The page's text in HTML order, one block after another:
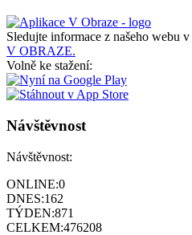
Sledujte informace z našeho webu v
V OBRAZE.
Volně ke stažení:
Návštěvnost
Návštěvnost:
ONLINE:0
DNES:162
TÝDEN:871
CELKEM:476208